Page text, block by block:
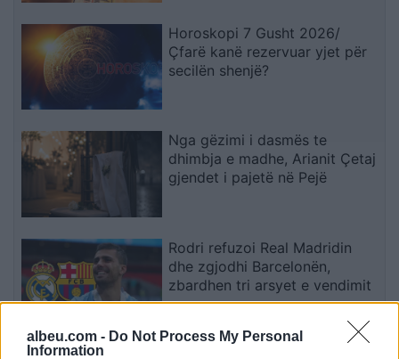
albeu.com - Do Not Process My Personal
Information
Horoskopi 7 Gusht 2026/
Çfarë kanë rezervuar yjet për
secilën shenjë?
Nga gëzimi i dasmës te
dhimbja e madhe, Arianit Çetaj
gjendet i pajetë në Pejë
Rodri refuzoi Real Madridin
dhe zgjodhi Barcelonën,
zbardhen tri arsyet e vendimit